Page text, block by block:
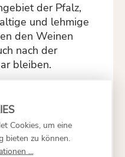
der Pfalz,
und lehmige
den Weinen
nach der
bleiben.
Pflege der
die Verbindung
Handwerk
Cookies, um eine
bieten zu können.
...